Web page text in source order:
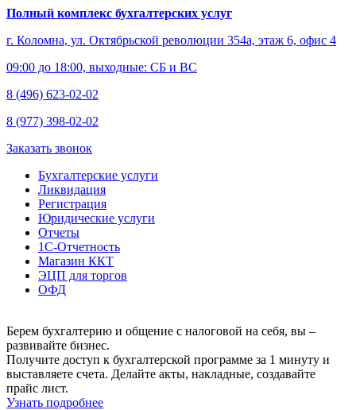
Полный комплекс бухгалтерских услуг
г. Коломна, ул. Октябрьской революции 354а, этаж 6, офис 4
09:00 до 18:00, выходные: СБ и ВС
8 (496) 623-02-02
8 (977) 398-02-02
Заказать звонок
Бухгалтерские услуги
Ликвидация
Регистрация
Юридические услуги
Отчеты
1С-Отчетность
Магазин ККТ
ЭЦП для торгов
ОФД
Берем бухгалтерию и общение с налоговой на себя, вы –
развивайте бизнес.
Получите доступ к бухгалтерской программе за 1 минуту и
выставляете счета. Делайте акты, накладные, создавайте
прайс лист.
Узнать подробнее